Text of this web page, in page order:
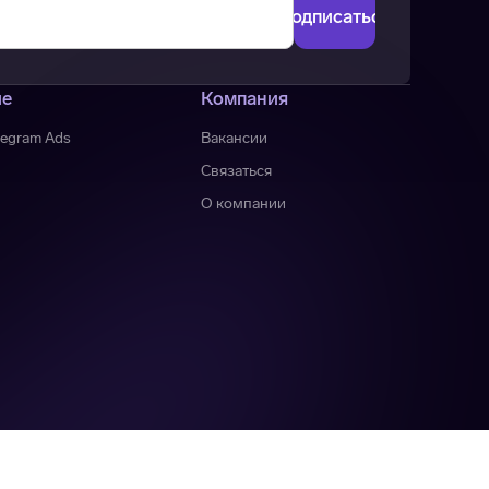
Ads
Компания
Вакансии
Связаться
О компании